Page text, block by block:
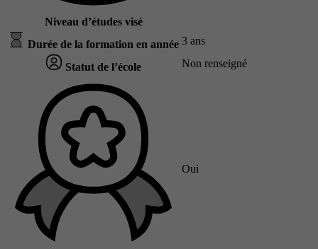
Niveau d’études visé
Durée de la formation en année 3 ans
Statut de l’école Non renseigné
Oui